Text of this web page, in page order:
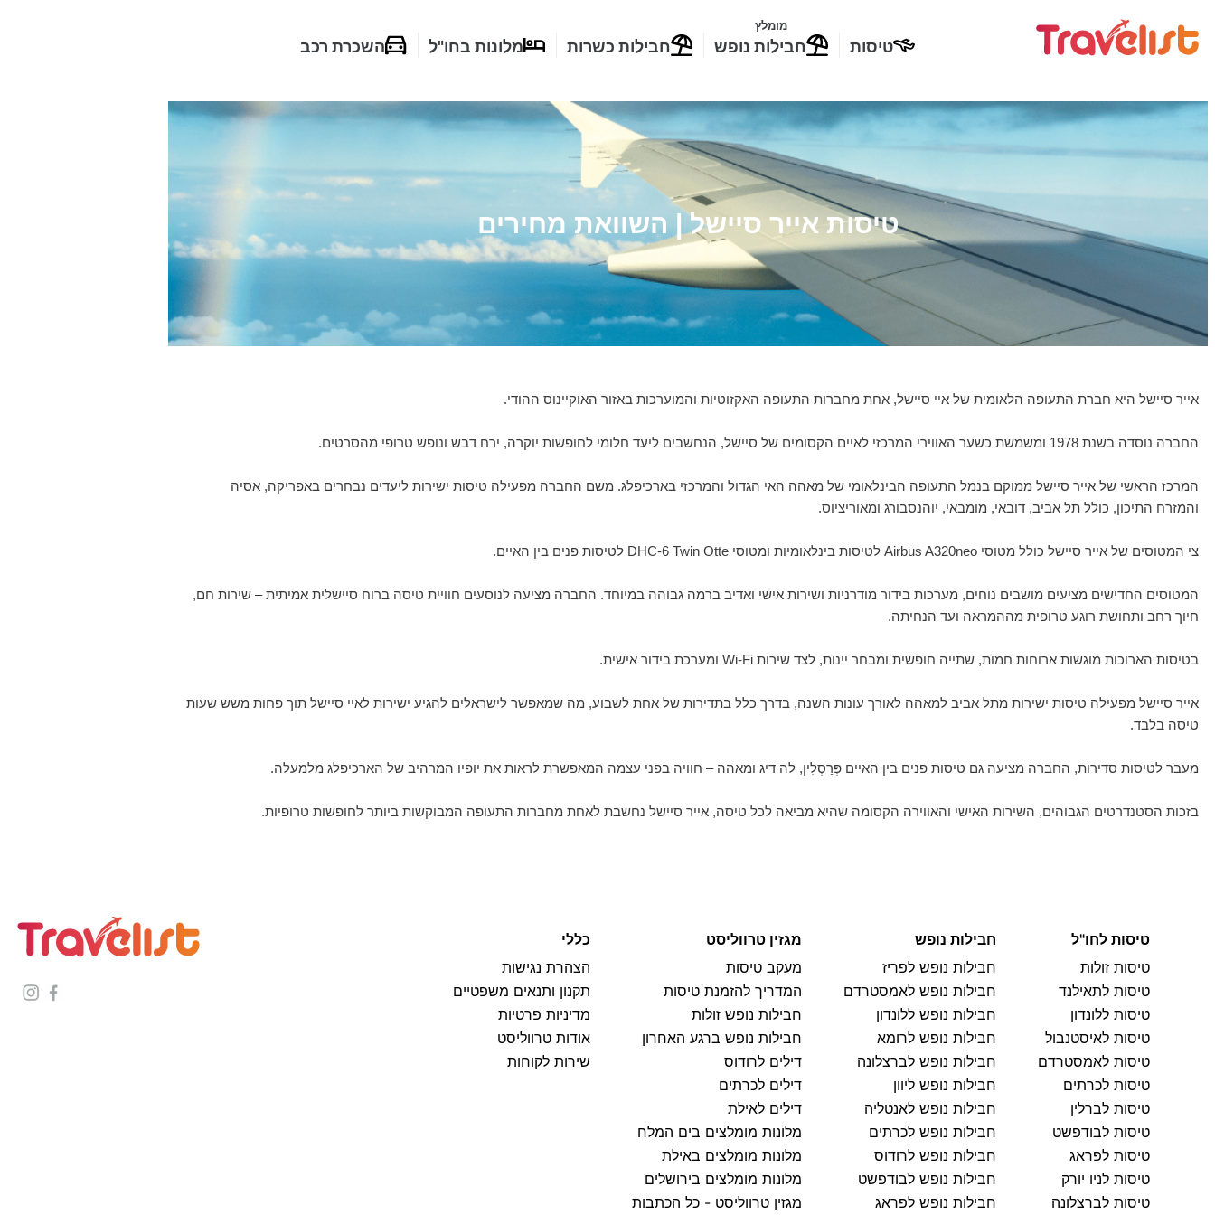
טיסות
מומלץ
חבילות נופש חבילות כשרות מלונות בחו"ל השכרת רכב
טיסות אייר סיישל | השוואת מחירים
אייר סיישל היא חברת התעופה הלאומית של איי סיישל, אחת מחברות התעופה האקזוטיות והמוערכות באזור האוקיינוס ההודי.
החברה נוסדה בשנת 1978 ומשמשת כשער האווירי המרכזי לאיים הקסומים של סיישל, הנחשבים ליעד חלומי לחופשות יוקרה, ירח דבש ונופש טרופי מהסרטים.
המרכז הראשי של אייר סיישל ממוקם בנמל התעופה הבינלאומי של מאהה האי הגדול והמרכזי בארכיפלג. משם החברה מפעילה טיסות ישירות ליעדים נבחרים באפריקה, אסיה
והמזרח התיכון, כולל תל אביב, דובאי, מומבאי, יוהנסבורג ומאוריציוס.
צי המטוסים של אייר סיישל כולל מטוסי Airbus A320neo לטיסות בינלאומיות ומטוסי DHC-6 Twin Otte לטיסות פנים בין האיים.
המטוסים החדישים מציעים מושבים נוחים, מערכות בידור מודרניות ושירות אישי ואדיב ברמה גבוהה במיוחד. החברה מציעה לנוסעים חוויית טיסה ברוח סיישלית אמיתית – שירות חם,
חיוך רחב ותחושת רוגע טרופית מההמראה ועד הנחיתה.
בטיסות הארוכות מוגשות ארוחות חמות, שתייה חופשית ומבחר יינות, לצד שירות Wi-Fi ומערכת בידור אישית.
אייר סיישל מפעילה טיסות ישירות מתל אביב למאהה לאורך עונות השנה, בדרך כלל בתדירות של אחת לשבוע, מה שמאפשר לישראלים להגיע ישירות לאיי סיישל תוך פחות משש שעות
טיסה בלבד.
מעבר לטיסות סדירות, החברה מציעה גם טיסות פנים בין האיים פְּרַסְלִין, לה דיג ומאהה – חוויה בפני עצמה המאפשרת לראות את יופיו המרהיב של הארכיפלג מלמעלה.
בזכות הסטנדרטים הגבוהים, השירות האישי והאווירה הקסומה שהיא מביאה לכל טיסה, אייר סיישל נחשבת לאחת מחברות התעופה המבוקשות ביותר לחופשות טרופיות.
טיסות לחו"ל
טיסות זולות
טיסות לתאילנד
טיסות ללונדון
טיסות לאיסטנבול
טיסות לאמסטרדם
טיסות לכרתים
טיסות לברלין
טיסות לבודפשט
טיסות לפראג
טיסות לניו יורק
טיסות לברצלונה
חבילות נופש
חבילות נופש לפריז
חבילות נופש לאמסטרדם
חבילות נופש ללונדון
חבילות נופש לרומא
חבילות נופש לברצלונה
חבילות נופש ליוון
חבילות נופש לאנטליה
חבילות נופש לכרתים
חבילות נופש לרודוס
חבילות נופש לבודפשט
חבילות נופש לפראג
מגזין טרווליסט
מעקב טיסות
המדריך להזמנת טיסות
חבילות נופש זולות
חבילות נופש ברגע האחרון
דילים לרודוס
דילים לכרתים
דילים לאילת
מלונות מומלצים בים המלח
מלונות מומלצים באילת
מלונות מומלצים בירושלים
מגזין טרווליסט - כל הכתבות
כללי
הצהרת נגישות
תקנון ותנאים משפטיים
מדיניות פרטיות
אודות טרווליסט
שירות לקוחות